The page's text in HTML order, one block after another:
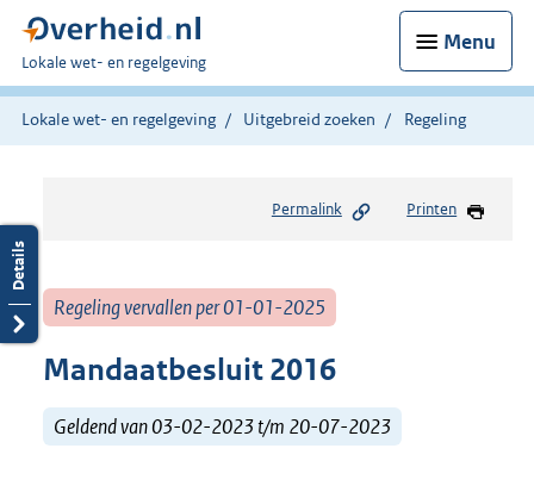
Menu
U
bent
hier:
Lokale wet- en regelgeving
Lokale wet- en regelgeving Uitgebreid zoeken Regeling
Permalink Printen
Regeling vervallen per 01-01-2025
Mandaatbesluit 2016
Geldend van 03-02-2023 t/m 20-07-2023